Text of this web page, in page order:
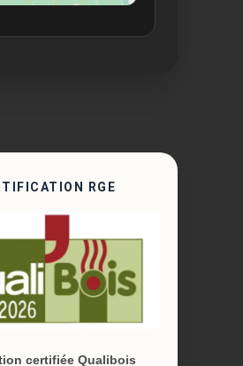
RGE
certifiée Qualibois